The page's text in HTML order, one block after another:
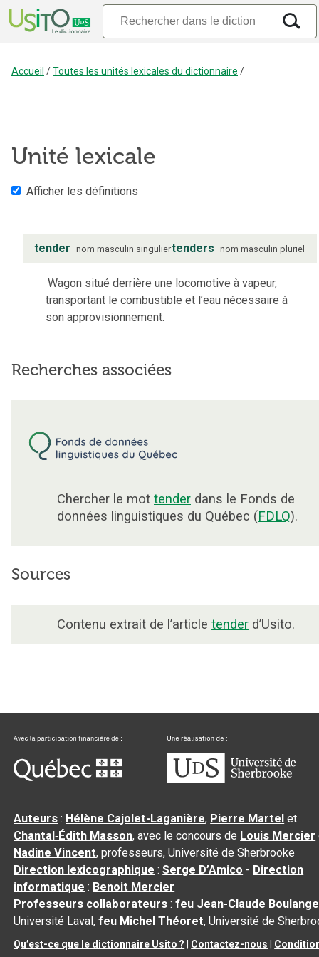
Accueil /Toutes les unités lexicales du dictionnaire /
Unité lexicale
Afficher les définitions
tender nom masculin singuliertenders nom masculin pluriel
Wagon situé derrière une locomotive à vapeur,
transportant le combustible et l’eau nécessaire à
son approvisionnement.
Recherches associées
Chercher le mot tender dans le Fonds de
données linguistiques du Québec (FDLQ).
Sources
Contenu extrait de l’article tender d’Usito.
Auteurs : Hélène Cajolet-Laganière, Pierre Martel et
Chantal‑Édith Masson, avec le concours de Louis Mercier
Nadine Vincent, professeurs, Université de Sherbrooke
Direction lexicographique :Serge D’Amico - Direction
informatique : Benoit Mercier
Professeurs collaborateurs :feu Jean-Claude
Université Laval,feu Michel Théoret, Université de
Qu’est-ce que le dictionnaire Usito ? Contactez-nous